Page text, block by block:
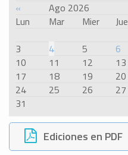
« Ago 2026
Lun
Mar Mier Jue
3
4 5 6
10
11 12 13
17
18 19 20
24
25 26 27
31
Ediciones en PDF